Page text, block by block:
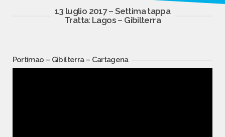
13 luglio 2017 – Settima tappa
Tratta: Lagos – Gibilterra
Portimao – Gibilterra – Cartagena